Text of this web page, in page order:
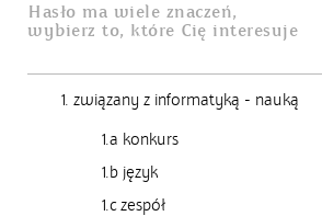
Jak korzystać
Podstawy naukowe
Hasło ma wiele znaczeń,
wybierz to, które Cię interesuje
1. związany z informatyką - nauką
1.a konkurs
1.b język
1.c zespół